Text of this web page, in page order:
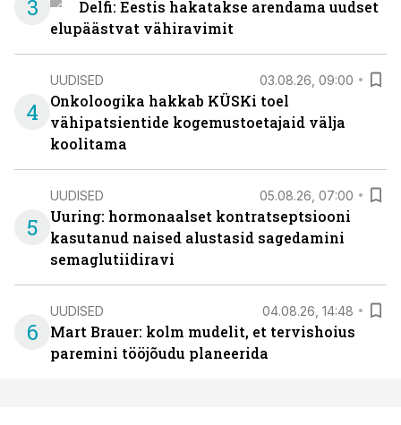
3
Delfi: Eestis hakatakse arendama uudset
elupäästvat vähiravimit
4
UUDISED 03.08.26, 09:00
Onkoloogika hakkab KÜSKi toel
vähipatsientide kogemustoetajaid välja
koolitama
5
UUDISED 05.08.26, 07:00
Uuring: hormonaalset kontratseptsiooni
kasutanud naised alustasid sagedamini
semaglutiidiravi
6
UUDISED 04.08.26, 14:48
Mart Brauer: kolm mudelit, et tervishoius
paremini tööjõudu planeerida